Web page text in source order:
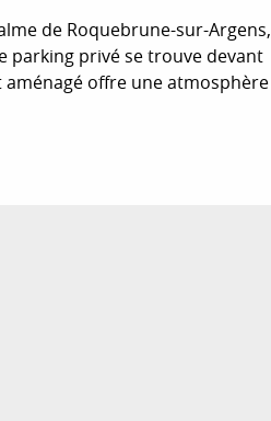
de Roquebrune-sur-Argens,
parking privé se trouve devant
offre une atmosphère